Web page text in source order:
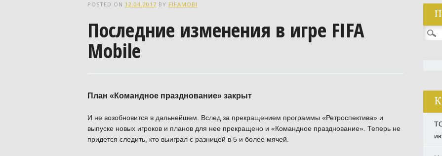
POSTED ON 12.04.2017 BY FIFAMOBI
Последние изменения в игре FIFA
Mobile
План «Командное празднование» закрыт
И не возобновится в дальнейшем. Вслед за прекращением программы «Ретроспектива» и
выпуске новых игроков и планов для нее прекращено и «Командное празднование». Теперь не
придется следить, кто выиграл с разницей в 5 и более мячей.
Найти: